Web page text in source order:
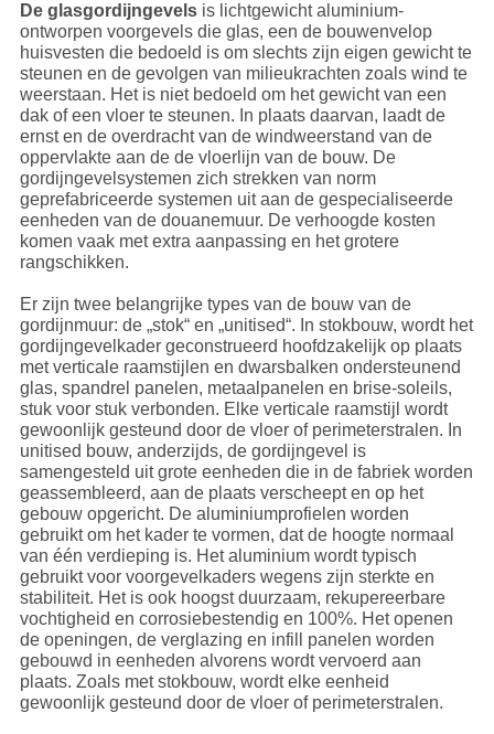
De glasgordijngevelsis lichtgewicht aluminium-
ontworpen voorgevels die glas, een de bouwenvelop
huisvesten die bedoeld is om slechts zijn eigen gewicht te
steunen en de gevolgen van milieukrachten zoals wind te
weerstaan. Het is niet bedoeld om het gewicht van een
dak of een vloer te steunen. In plaats daarvan, laadt de
ernst en de overdracht van de windweerstand van de
oppervlakte aan de de vloerlijn van de bouw. De
gordijngevelsystemen zich strekken van norm
geprefabriceerde systemen uit aan de gespecialiseerde
eenheden van de douanemuur. De verhoogde kosten
komen vaak met extra aanpassing en het grotere
rangschikken.
Er zijn twee belangrijke types van de bouw van de
gordijnmuur: de „stok“ en „unitised“. In stokbouw, wordt het
gordijngevelkader geconstrueerd hoofdzakelijk op plaats
met verticale raamstijlen en dwarsbalken ondersteunend
glas, spandrel panelen, metaalpanelen en brise-soleils,
stuk voor stuk verbonden. Elke verticale raamstijl wordt
gewoonlijk gesteund door de vloer of perimeterstralen. In
unitised bouw, anderzijds, de gordijngevel is
samengesteld uit grote eenheden die in de fabriek worden
geassembleerd, aan de plaats verscheept en op het
gebouw opgericht. De aluminiumprofielen worden
gebruikt om het kader te vormen, dat de hoogte normaal
van één verdieping is. Het aluminium wordt typisch
gebruikt voor voorgevelkaders wegens zijn sterkte en
stabiliteit. Het is ook hoogst duurzaam, rekupereerbare
vochtigheid en corrosiebestendig en 100%. Het openen
de openingen, de verglazing en infill panelen worden
gebouwd in eenheden alvorens wordt vervoerd aan
plaats. Zoals met stokbouw, wordt elke eenheid
gewoonlijk gesteund door de vloer of perimeterstralen.